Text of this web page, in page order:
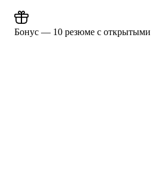
Бонус — 10 резюме с открытыми